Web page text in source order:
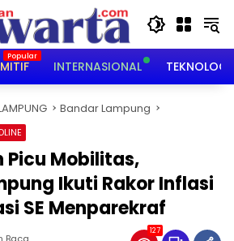
INTERNASIONAL TEKNOLOGI
Bandar Lampung
Picu Mobilitas,
Ikuti Rakor Inflasi
SE Menparekraf
127